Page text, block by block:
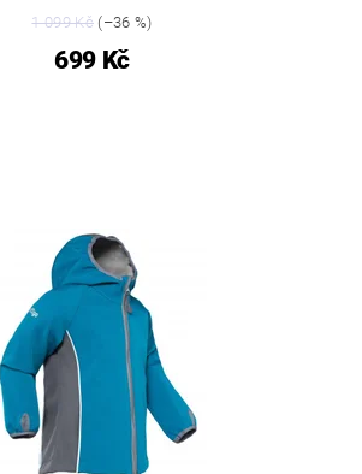
1 099 Kč (–36 %)
699 Kč